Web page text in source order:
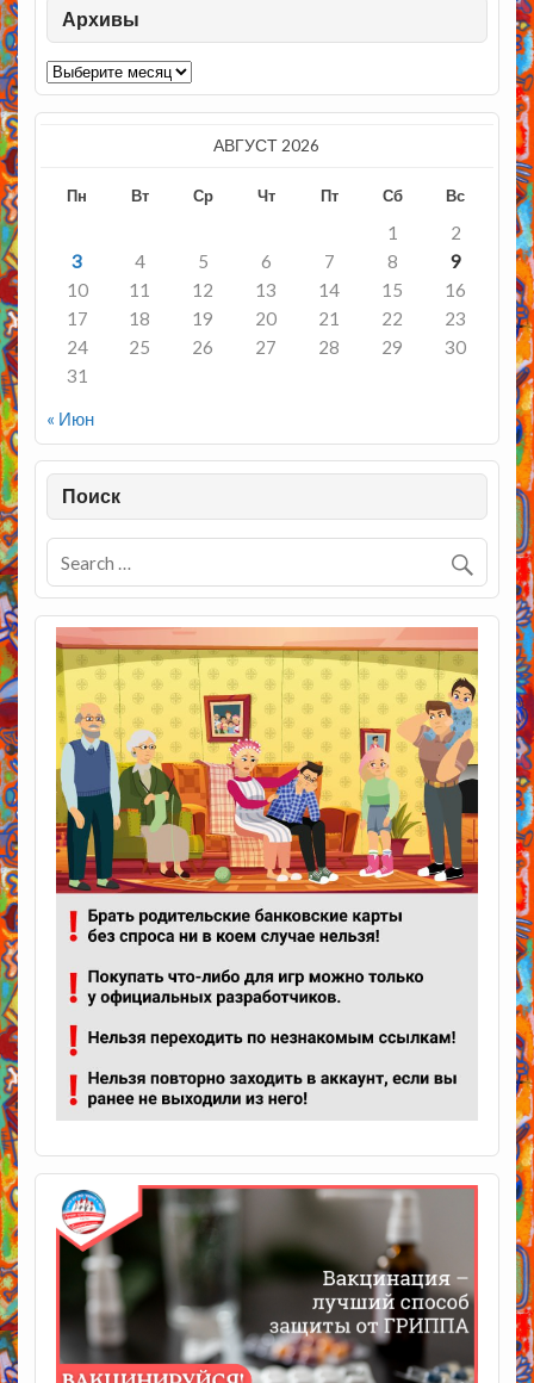
Архивы
Архивы
АВГУСТ 2026
Пн Вт Ср Чт Пт Сб Вс
« Июн
1
2
3
4 5 6 7 8
9
10
11 12 13 14 15
16
17
18 19 20 21 22
23
24
25 26 27 28 29
30
31
Поиск